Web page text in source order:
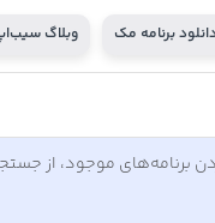
دانلود برنامه مک وبلاگ
برنامه‌های موجود، از